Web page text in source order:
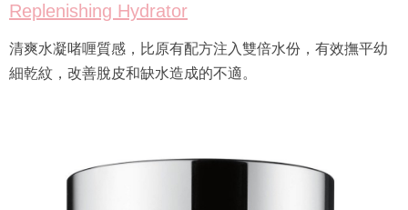
Replenishing Hydrator
清爽水凝啫喱質感，比原有配方注入雙倍水份，有效撫平幼
細乾紋，改善脫皮和缺水造成的不適。